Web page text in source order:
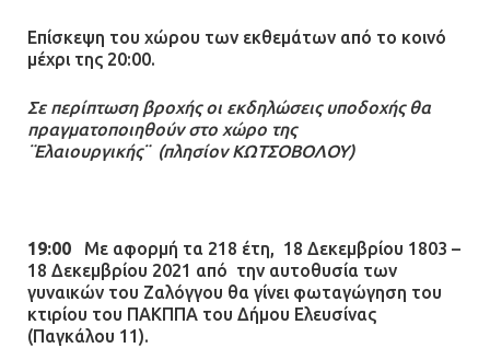
Επίσκεψη του χώρου των εκθεμάτων από το κοινό
μέχρι της 20:00.
Σε περίπτωση βροχής οι εκδηλώσεις υποδοχής θα
πραγματοποιηθούν στο χώρο της
¨Ελαιουργικής¨ (πλησίον ΚΩΤΣΟΒΟΛΟΥ)
19:00 Με αφορμή τα 218 έτη, 18 Δεκεμβρίου 1803 –
18 Δεκεμβρίου 2021 από την αυτοθυσία των
γυναικών του Ζαλόγγου θα γίνει φωταγώγηση του
κτιρίου του ΠΑΚΠΠΑ του Δήμου Ελευσίνας
(Παγκάλου 11).